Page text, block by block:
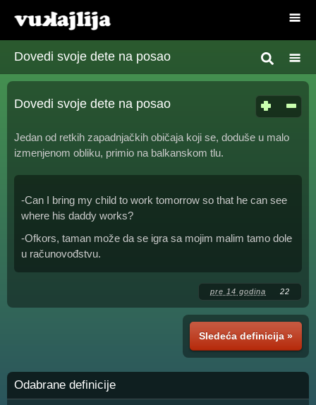
Dovedi svoje dete na posao
Dovedi svoje dete na posao
Jedan od retkih zapadnjačkih običaja koji se, doduše u malo
izmenjenom obliku, primio na balkanskom tlu.
-Can I bring my child to work tomorrow so that he can see
where his daddy works?
-Ofkors, taman može da se igra sa mojim malim tamo dole
u računovođstvu.
pre 14 godina 22
Sledeća definicija »
Odabrane definicije